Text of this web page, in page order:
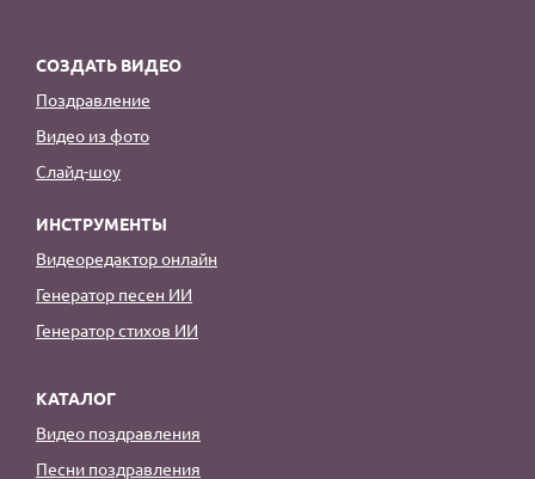
СОЗДАТЬ ВИДЕО
Поздравление
Видео из фото
Слайд-шоу
ИНСТРУМЕНТЫ
Видеоредактор онлайн
Генератор песен ИИ
Генератор стихов ИИ
КАТАЛОГ
Видео поздравления
Песни поздравления